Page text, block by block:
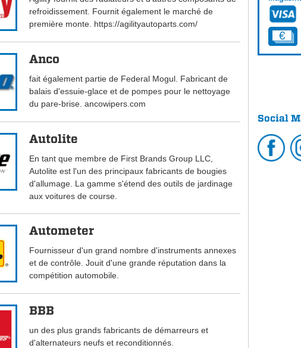
refroidissement. Fournit également le marché de
première monte. https://agilityautoparts.com/
Anco
fait également partie de Federal Mogul. Fabricant de
balais d'essuie-glace et de pompes pour le nettoyage
du pare-brise. ancowipers.com
Autolite
En tant que membre de First Brands Group LLC,
Autolite est l'un des principaux fabricants de bougies
d'allumage. La gamme s'étend des outils de jardinage
aux voitures de course.
Autometer
Fournisseur d'un grand nombre d'instruments annexes
et de contrôle. Jouit d'une grande réputation dans la
compétition automobile.
BBB
un des plus grands fabricants de démarreurs et
d'alternateurs neufs et reconditionnés.
Social